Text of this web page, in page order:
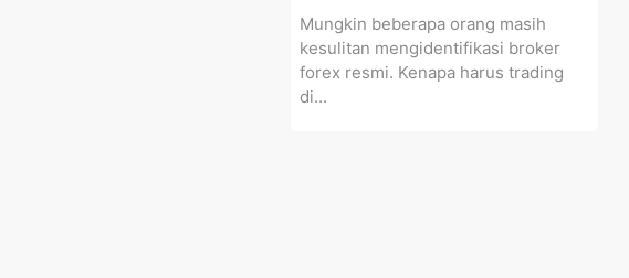
Mungkin beberapa orang masih
kesulitan mengidentifikasi broker
forex resmi. Kenapa harus trading
di...